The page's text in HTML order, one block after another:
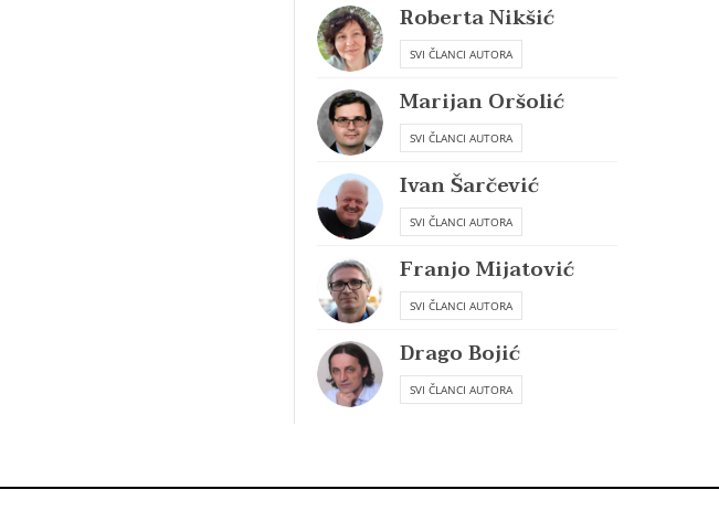
Roberta Nikšić
SVI ČLANCI AUTORA
Marijan Oršolić
SVI ČLANCI AUTORA
Ivan Šarčević
SVI ČLANCI AUTORA
Franjo Mijatović
SVI ČLANCI AUTORA
Drago Bojić
SVI ČLANCI AUTORA